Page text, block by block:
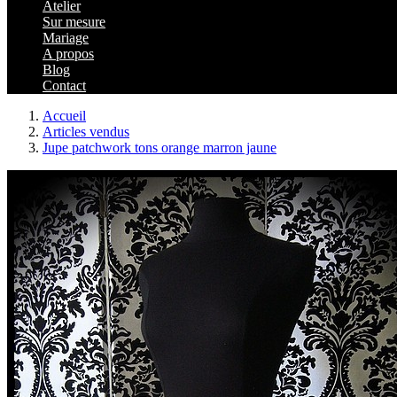
Atelier
Sur mesure
Mariage
A propos
Blog
Contact
Accueil
Articles vendus
Jupe patchwork tons orange marron jaune